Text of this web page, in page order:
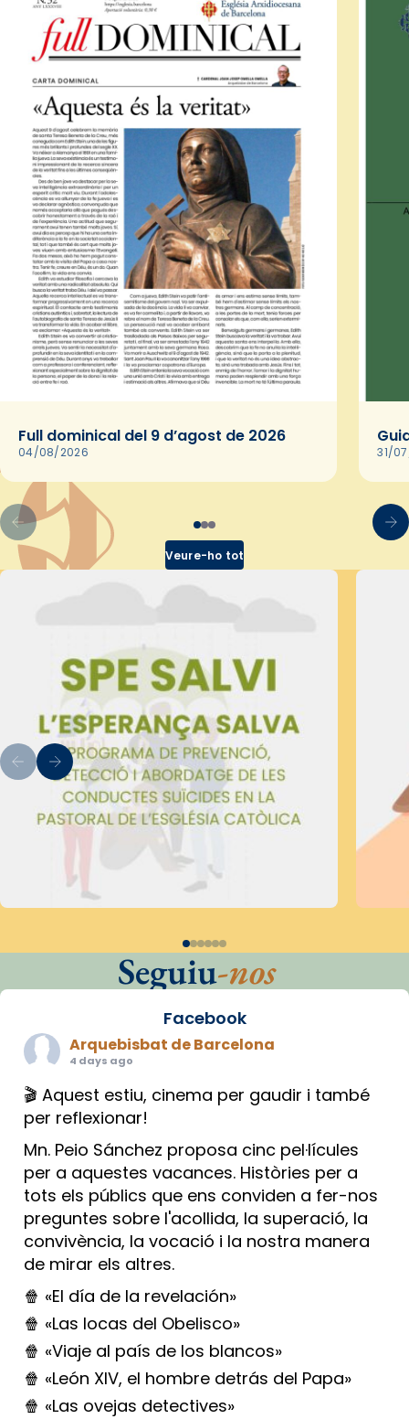
Full dominical del 9 d’agost de 2026
04/08/2026 31/
Veure-ho tot
Seguiu-nos
Facebook
Arquebisbat de Barcelona
4 days ago
🎬 Aquest estiu, cinema per gaudir i també
per reflexionar!
Mn. Peio Sánchez proposa cinc pel·lícules
per a aquestes vacances. Històries per a
tots els públics que ens conviden a fer-nos
preguntes sobre l'acollida, la superació, la
convivència, la vocació i la nostra manera
de mirar els altres.
🍿 «El día de la revelación»
🍿 «Las locas del Obelisco»
🍿 «Viaje al país de los blancos»
🍿 «León XIV, el hombre detrás del Papa»
🍿 «Las ovejas detectives»